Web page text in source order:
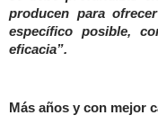
producen para
específico posible,
eficacia”.
Más años y con mejor